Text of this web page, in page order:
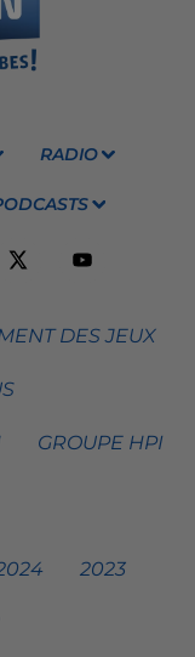
RADIO
DES JEUX
GROUPE HPI
2023